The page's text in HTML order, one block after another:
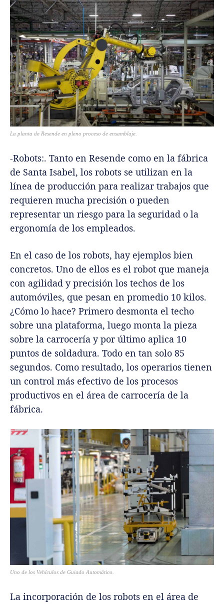
La planta de Resende en pleno proceso de ensamblaje.
-Robots:. Tanto en Resende como en la fábrica
de Santa Isabel, los robots se utilizan en la
línea de producción para realizar trabajos que
requieren mucha precisión o pueden
representar un riesgo para la seguridad o la
ergonomía de los empleados.
En el caso de los robots, hay ejemplos bien
concretos. Uno de ellos es el robot que maneja
con agilidad y precisión los techos de los
automóviles, que pesan en promedio 10 kilos.
¿Cómo lo hace? Primero desmonta el techo
sobre una plataforma, luego monta la pieza
sobre la carrocería y por último aplica 10
puntos de soldadura. Todo en tan solo 85
segundos. Como resultado, los operarios tienen
un control más efectivo de los procesos
productivos en el área de carrocería de la
fábrica.
Uno de los Vehículos de Guiado Automático.
La incorporación de los robots en el área de